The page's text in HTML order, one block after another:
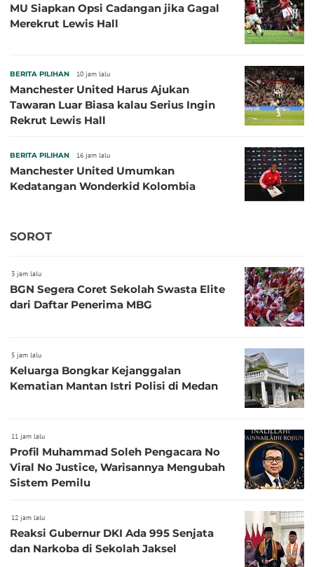
MU Siapkan Opsi Cadangan jika Gagal
Merekrut Lewis Hall
BERITA PILIHAN 10 jam lalu
Manchester United Harus Ajukan
Tawaran Luar Biasa kalau Serius Ingin
Rekrut Lewis Hall
BERITA PILIHAN 16 jam lalu
Manchester United Umumkan
Kedatangan Wonderkid Kolombia
SOROT
3 jam lalu
BGN Segera Coret Sekolah Swasta Elite
dari Daftar Penerima MBG
5 jam lalu
Keluarga Bongkar Kejanggalan
Kematian Mantan Istri Polisi di Medan
11 jam lalu
Profil Muhammad Soleh Pengacara No
Viral No Justice, Warisannya Mengubah
Sistem Pemilu
12 jam lalu
Reaksi Gubernur DKI Ada 995 Senjata
dan Narkoba di Sekolah Jaksel